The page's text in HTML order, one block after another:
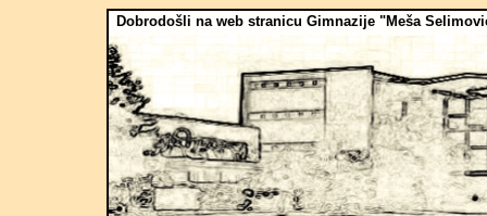
Dobrodošli na web stranicu Gimnazije "Meša